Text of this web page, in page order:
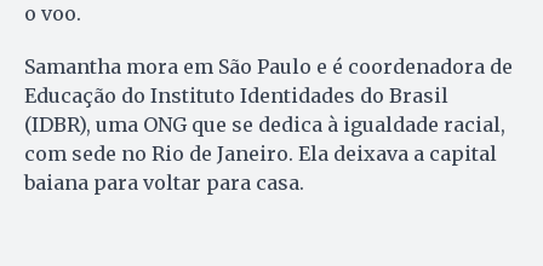
o voo.
Samantha mora em São Paulo e é coordenadora de
Educação do Instituto Identidades do Brasil
(IDBR), uma ONG que se dedica à igualdade racial,
com sede no Rio de Janeiro. Ela deixava a capital
baiana para voltar para casa.